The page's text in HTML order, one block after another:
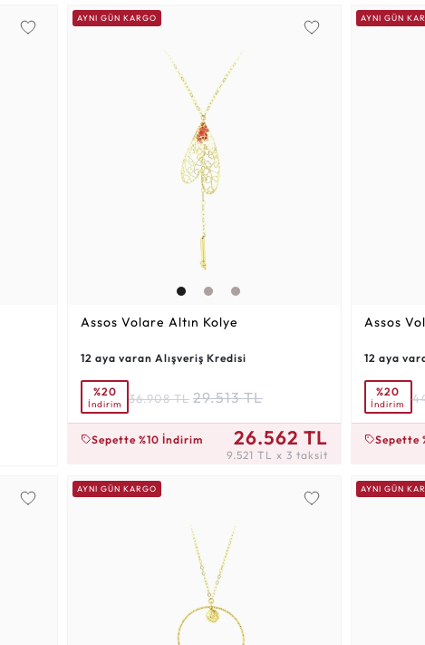
AYNI GÜN KARGO
Assos Volare Altın Kolye
12 aya varan Alışveriş Kredisi
%20
İndirim 36.908 TL 29.513 TL
Sepette %10 İndirim 26.562 TL
9.521 TL x 3 taksit
AYNI GÜN
Assos
12 aya
%20
İndirim
Sepette
AYNI GÜN KARGO AYNI GÜN